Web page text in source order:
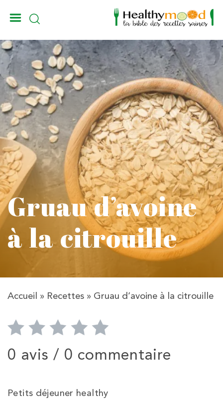
Gruau d’avoine
à la citrouille
Accueil » Recettes » Gruau d’avoine à la citrouille
0 avis / 0 commentaire
Petits déjeuner healthy